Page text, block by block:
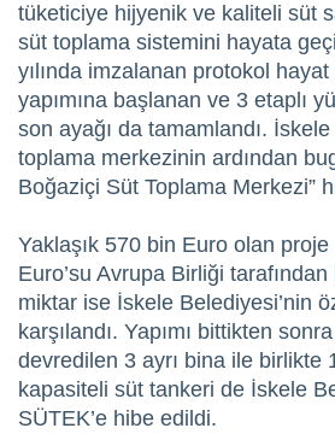
tüketiciye hijyenik ve kaliteli süt
süt toplama sistemini hayata
yılında imzalanan protokol hayat
yapımına başlanan ve 3 etaplı
son ayağı da tamamlandı.
toplama merkezinin ardından
Boğaziçi Süt Toplama Merkezi”
Yaklaşık 570 bin Euro olan
Euro’su Avrupa Birliği tarafından
miktar ise İskele Belediyesi’nin
karşılandı. Yapımı bittikten
devredilen 3 ayrı bina ile birlikte
kapasiteli süt tankeri de İskele
SÜTEK’e hibe edildi.